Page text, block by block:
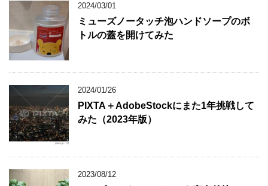
2024/03/01
ミューズノータッチ泡ハンドソープのボ
トルの蓋を開けてみた
2024/01/26
PIXTA＋AdobeStockにまた1年挑戦して
みた（2023年版）
2023/08/12